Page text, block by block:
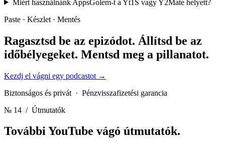
Miért használnánk AppsGolem-t a Yt1S vagy Y2Mate helyett?
Paste · Készlet · Mentés
Ragasztsd be az epizódot. Állítsd be az
időbélyegeket. Mentsd meg a pillanatot.
Kezdj el vágni egy podcastot →
Biztonságos és privát · Pénzvisszafizetési garancia
№ 14 / Útmutatók
További YouTube vágó útmutatók.